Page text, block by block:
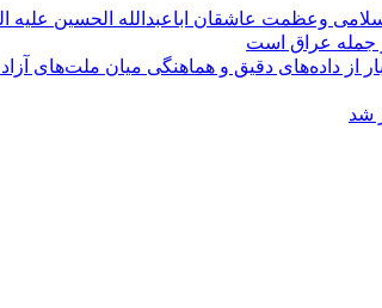
وعظمت عاشقان اباعبدالله الحسین
جمله عراق است
داده‌های دقیق و هماهنگی میان ملت‌های
شد